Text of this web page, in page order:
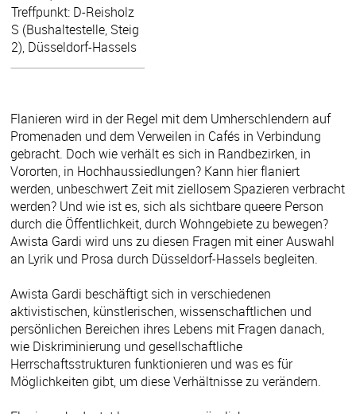
Treffpunkt: D-Reisholz
S (Bushaltestelle, Steig
2), Düsseldorf-Hassels
Flanieren wird in der Regel mit dem Umherschlendern auf
Promenaden und dem Verweilen in Cafés in Verbindung
gebracht. Doch wie verhält es sich in Randbezirken, in
Vororten, in Hochhaussiedlungen? Kann hier flaniert
werden, unbeschwert Zeit mit ziellosem Spazieren verbracht
werden? Und wie ist es, sich als sichtbare queere Person
durch die Öffentlichkeit, durch Wohngebiete zu bewegen?
Awista Gardi wird uns zu diesen Fragen mit einer Auswahl
an Lyrik und Prosa durch Düsseldorf-Hassels begleiten.
Awista Gardi beschäftigt sich in verschiedenen
aktivistischen, künstlerischen, wissenschaftlichen und
persönlichen Bereichen ihres Lebens mit Fragen danach,
wie Diskriminierung und gesellschaftliche
Herrschaftsstrukturen funktionieren und was es für
Möglichkeiten gibt, um diese Verhältnisse zu verändern.